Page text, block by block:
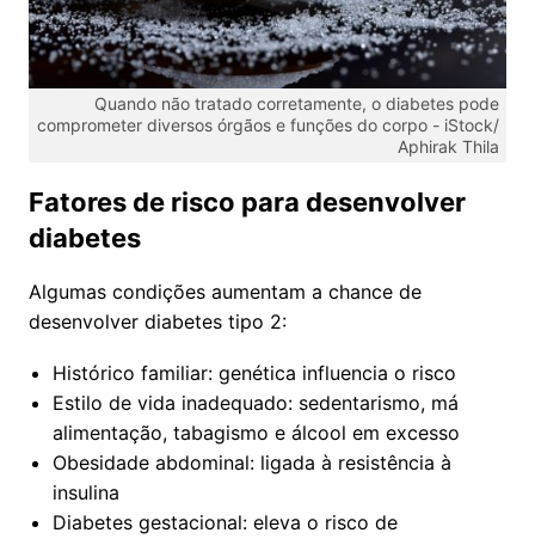
Quando não tratado corretamente, o diabetes pode
comprometer diversos órgãos e funções do corpo - iStock/
Aphirak Thila
Fatores de risco para desenvolver
diabetes
Algumas condições aumentam a chance de
desenvolver diabetes tipo 2:
Histórico familiar: genética influencia o risco
Estilo de vida inadequado: sedentarismo, má
alimentação, tabagismo e álcool em excesso
Obesidade abdominal: ligada à resistência à
insulina
Diabetes gestacional: eleva o risco de